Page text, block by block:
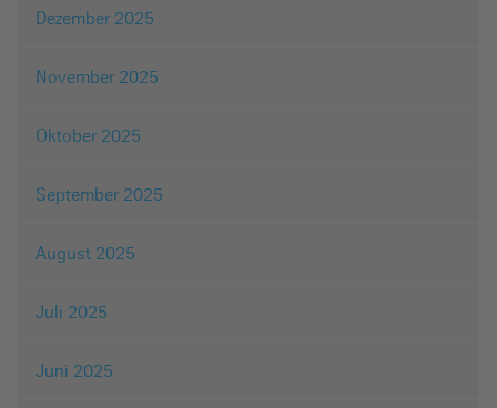
Dezember 2025
November 2025
Oktober 2025
September 2025
August 2025
Juli 2025
Juni 2025